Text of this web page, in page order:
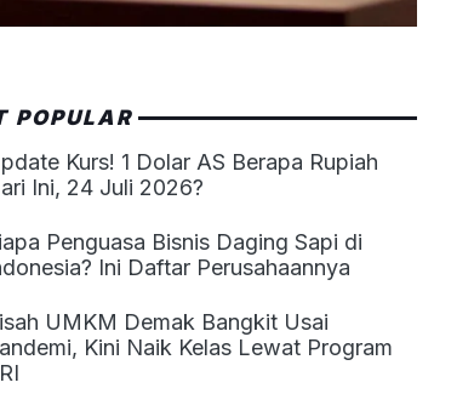
POPULAR
Kurs! 1 Dolar AS Berapa Rupiah
Ini, 24 Juli 2026?
Penguasa Bisnis Daging Sapi di
Ini Daftar Perusahaannya
UMKM Demak Bangkit Usai
Kini Naik Kelas Lewat Program